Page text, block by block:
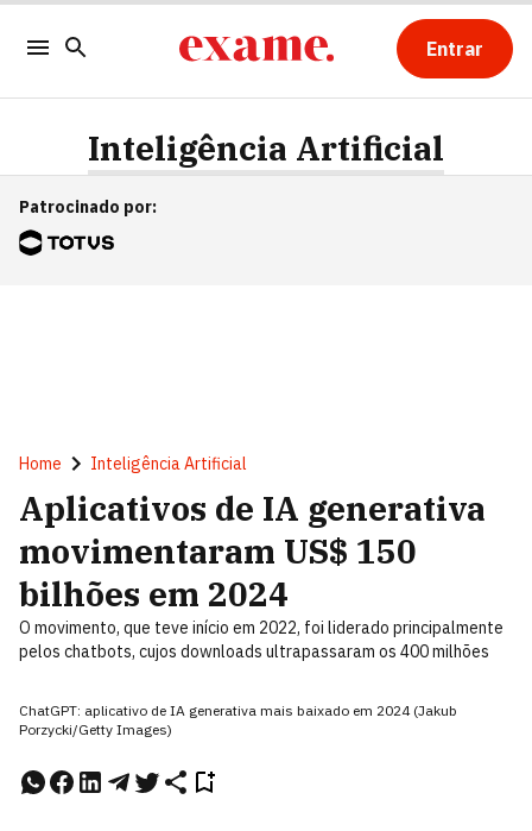
Entrar
Inteligência Artificial
Patrocinado por:
Home Inteligência Artificial
Aplicativos de IA generativa
movimentaram US$ 150
bilhões em 2024
O movimento, que teve início em 2022, foi liderado principalmente
pelos chatbots, cujos downloads ultrapassaram os 400 milhões
ChatGPT: aplicativo de IA generativa mais baixado em 2024 (Jakub
Porzycki/Getty Images)